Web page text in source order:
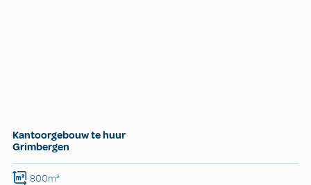
Kantoorgebouw te huur
Grimbergen
800m²